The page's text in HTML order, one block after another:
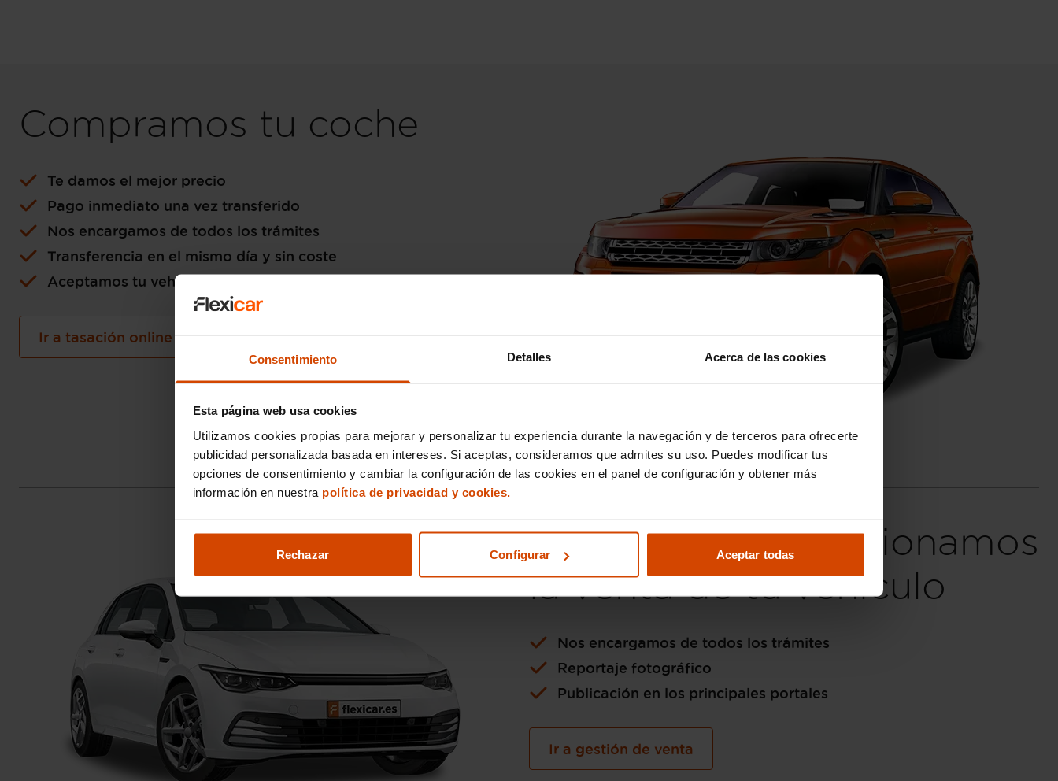
Consentimiento Detalles Acerca de las cookies
Esta página web usa cookies
Utilizamos cookies propias para mejorar y personalizar tu experiencia durante la navegación y de terceros para ofrecerte
publicidad personalizada basada en intereses. Si aceptas, consideramos que admites su uso. Puedes modificar tus
opciones de consentimiento y cambiar la configuración de las cookies en el panel de configuración y obtener más
información en nuestra política de privacidad y cookies.
Rechazar Configurar Aceptar todas
Compramos tu coche
Te damos el mejor precio
Pago inmediato una vez transferido
Nos encargamos de todos los trámites
Transferencia en el mismo día y sin coste
Aceptamos tu vehículo como forma de pago
Ir a tasación online gratuita
Si lo prefieres, gestionamos
la venta de tu vehículo
Nos encargamos de todos los trámites
Reportaje fotográfico
Publicación en los principales portales
Ir a gestión de venta